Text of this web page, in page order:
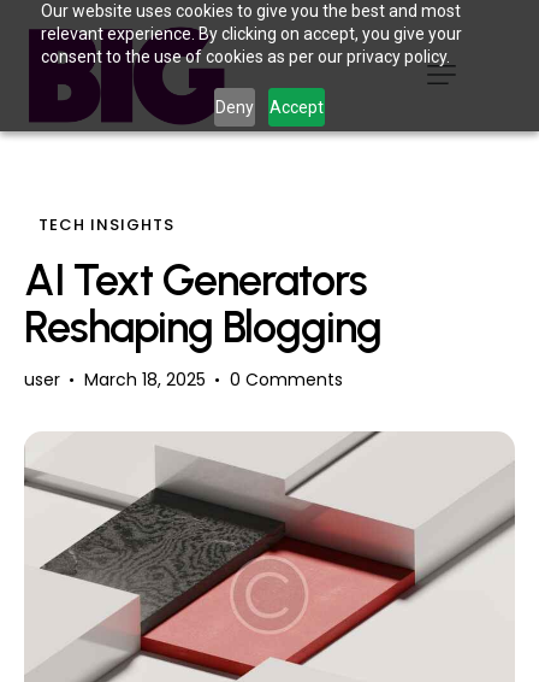
Our website uses cookies to give you the best and most
relevant experience. By clicking on accept, you give your
consent to the use of cookies as per our privacy policy.
Deny Accept
TECH INSIGHTS
AI Text Generators
Reshaping Blogging
user March 18, 2025 0 Comments